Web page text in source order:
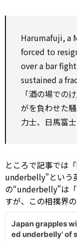
Harumafuji, a
forced to
overa bar fight
sustained a
「酒の場での
がを負わせた
力士、日馬富
ところで記事では
underbelly”という
の“underbelly”は
すが、この相撲界